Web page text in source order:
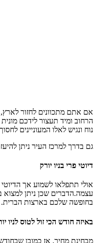
הרחוב ומיד תעצור לידכם
נוח ונגיש לאלו המעוניינים
גם בדרך למרכז העיר ניתן
דיוטי פרי בניו יורק
אולי תתפלאו לשמוע אך
עצמה.הדברים שכן ניתן למצוא
בחופשה שלכם בארצות הברית.
באיזה חודש הכי זול לטוס לניו
מבחינת מחיר, אז כמובן